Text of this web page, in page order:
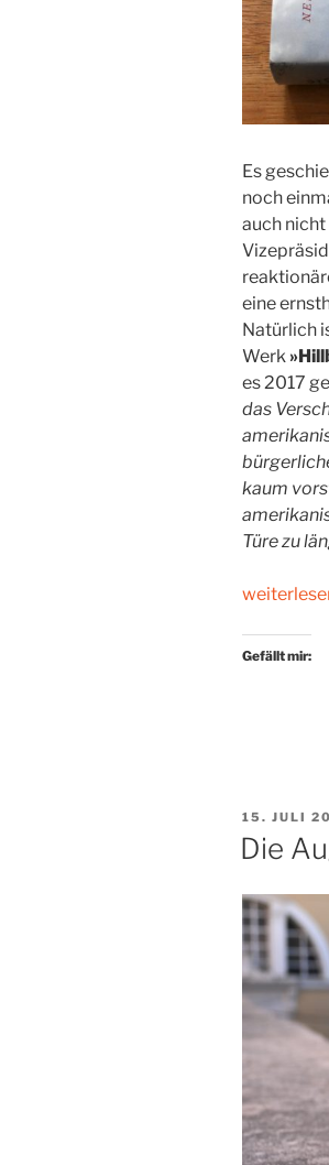
Es
noch
auch
eine
Natürlich
Werk
es 2017
das
kaum
Türe zu
„Sieben
später“
Gefällt mir:
AM
15. JULI
Die